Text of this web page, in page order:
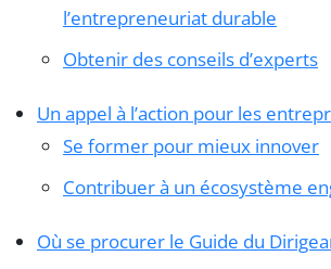
l’entrepreneuriat durable
Obtenir des conseils d’experts
Un appel à l’action pour les
Se former pour mieux innover
Contribuer à un écosystème
Où se procurer le Guide du